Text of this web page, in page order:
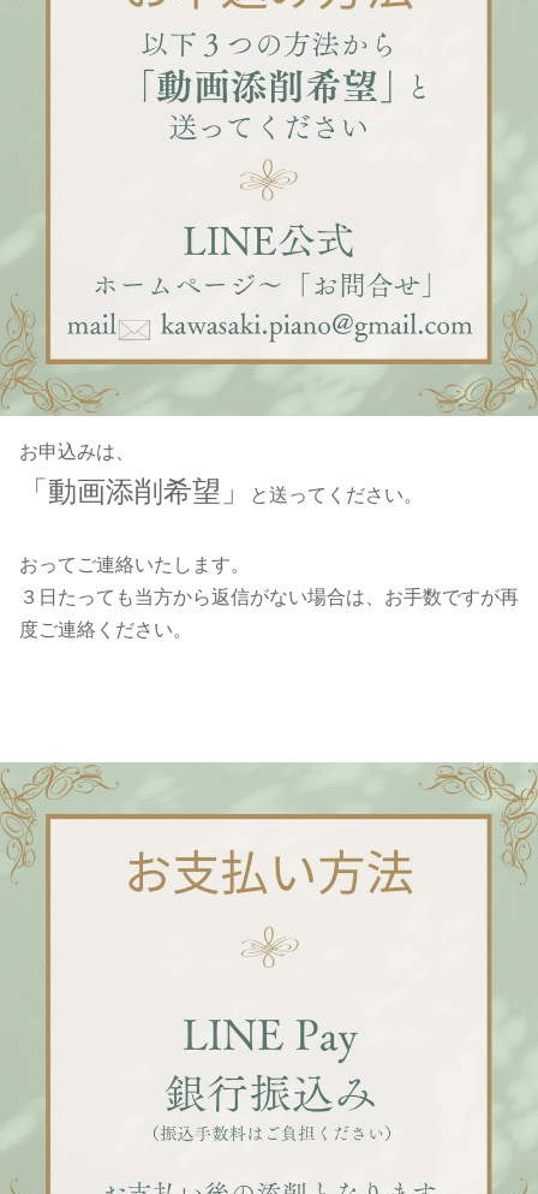
お申込みは、
「動画添削希望」 と送ってください。
おってご連絡いたします。
３日たっても当方から返信がない場合は、お手数ですが再
度ご連絡ください。